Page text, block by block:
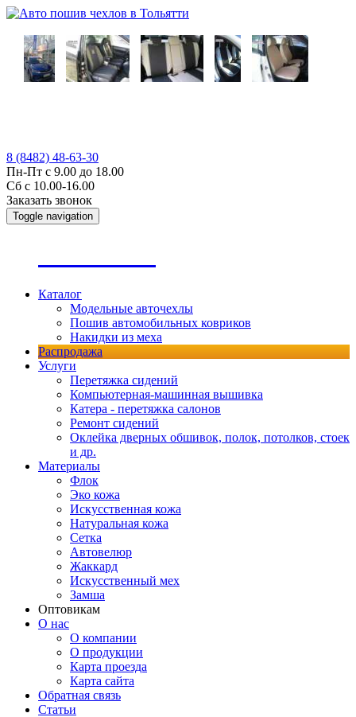
8 (8482) 48-63-30
Пн-Пт с 9.00 до 18.00
Сб с 10.00-16.00
Заказать звонок
Toggle navigation
Каталог
Модельные авточехлы
Пошив автомобильных ковриков
Накидки из меха
Распродажа
Услуги
Перетяжка сидений
Компьютерная-машинная вышивка
Катера - перетяжка салонов
Ремонт сидений
Оклейка дверных обшивок, полок, потолков, стоек
и др.
Материалы
Флок
Эко кожа
Искусственная кожа
Натуральная кожа
Сетка
Автовелюр
Жаккард
Искусственный мех
Замша
Оптовикам
О нас
О компании
О продукции
Карта проезда
Карта сайта
Обратная связь
Статьи